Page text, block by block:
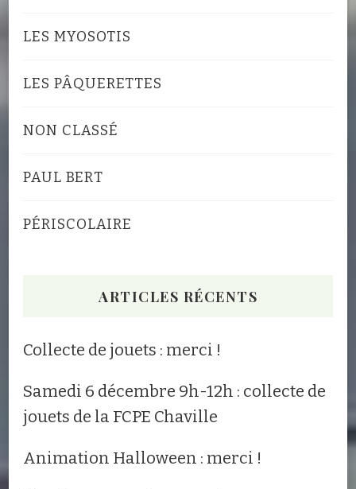
LES MYOSOTIS
LES PÂQUERETTES
NON CLASSÉ
PAUL BERT
PÉRISCOLAIRE
ARTICLES RÉCENTS
Collecte de jouets : merci !
Samedi 6 décembre 9h-12h : collecte de
jouets de la FCPE Chaville
Animation Halloween : merci !